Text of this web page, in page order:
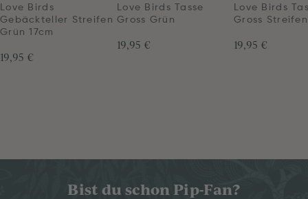
Love Birds
Gebäckteller Streifen
Grün 17cm
19,95 €
Love Birds Tasse
Gross Grün
19,95 €
Love Birds
Gross
19,95 €
Bist du schon Pip-Fan?